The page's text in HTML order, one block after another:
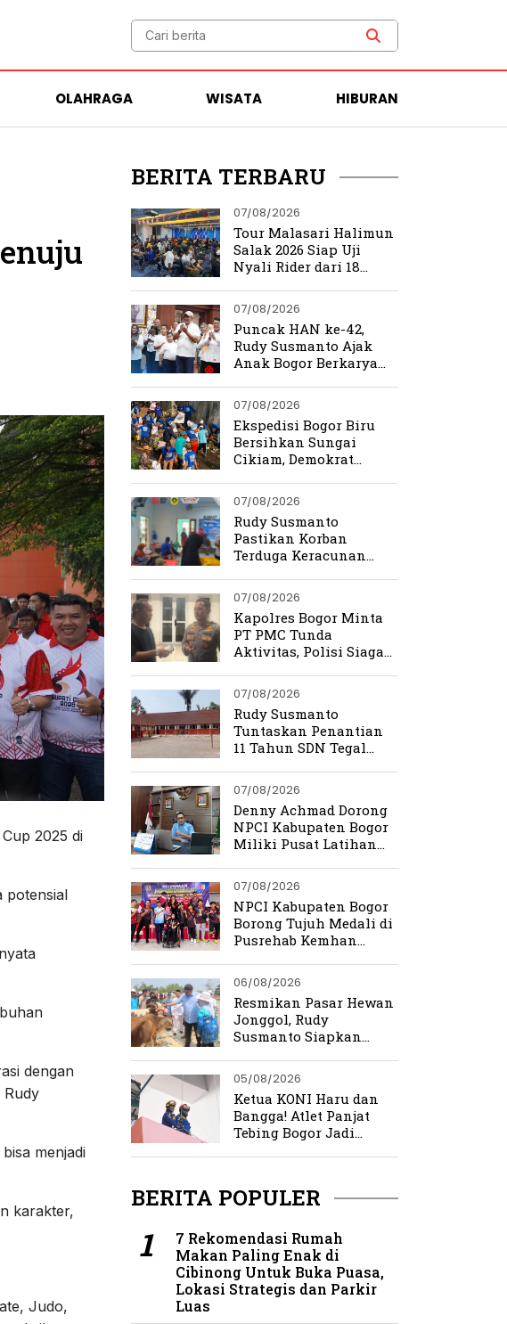
OLAHRAGA WISATA HIBURAN
2025 di
potensial
dengan
Rudy
menjadi
karakter,
Judo,
BERITA TERBARU
07/08/2026
Tour Malasari Halimun
Salak 2026 Siap Uji
Nyali Rider dari 18
Ekstrem Bogor
07/08/2026
Puncak HAN ke-42,
Rudy Susmanto Ajak
Anak Bogor Berkarya
07/08/2026
Ekspedisi Bogor Biru
Bersihkan Sungai
Cikiam, Demokrat
Warga Jasinga
07/08/2026
Rudy Susmanto
Pastikan Korban
Terduga Keracunan
Maksimal
07/08/2026
Kapolres Bogor Minta
PT PMC Tunda
Aktivitas, Polisi Siaga
Tamansari
07/08/2026
Rudy Susmanto
Tuntaskan Penantian
11 Tahun SDN Tegal
07/08/2026
Denny Achmad Dorong
NPCI Kabupaten Bogor
Miliki Pusat Latihan
07/08/2026
NPCI Kabupaten Bogor
Borong Tujuh Medali di
Pusrehab Kemhan
2026
06/08/2026
Resmikan Pasar Hewan
Jonggol, Rudy
Susmanto Siapkan
Ekonomi Baru
05/08/2026
Ketua KONI Haru dan
Bangga! Atlet Panjat
Tebing Bogor Jadi
BERITA POPULER
7 Rekomendasi Rumah
Makan Paling Enak di
Cibinong Untuk Buka Puasa,
Lokasi Strategis dan Parkir
Luas